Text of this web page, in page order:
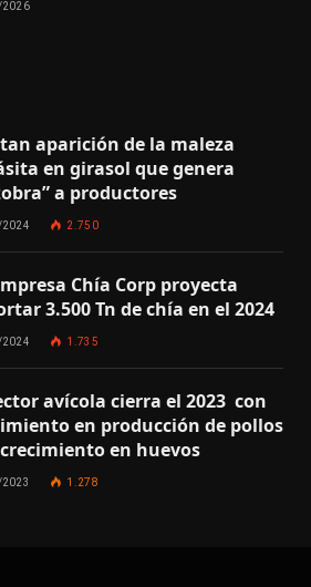
aparición de la maleza
en girasol que genera
a productores
2.750
Chía Corp proyecta
3.500 Tn de chía en el 2024
1.735
avícola cierra el 2023 con
en producción de pollos
en huevos
1.278